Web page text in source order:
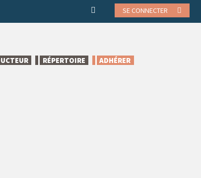
SE CONNECTER
RÉPERTOIRE ADHÉRER